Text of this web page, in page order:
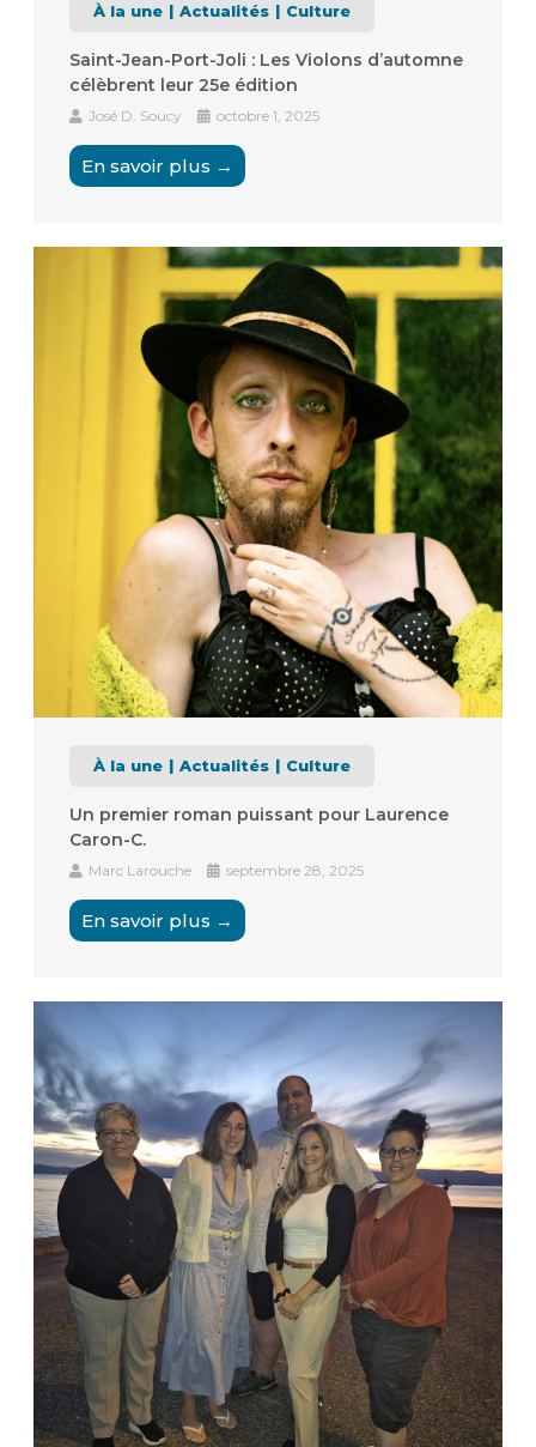
À la une Actualités Culture
Saint-Jean-Port-Joli : Les Violons d’automne
célèbrent leur 25e édition
José D. Soucy octobre 1, 2025
En savoir plus →
À la une Actualités Culture
Un premier roman puissant pour Laurence
Caron-C.
Marc Larouche septembre 28, 2025
En savoir plus →